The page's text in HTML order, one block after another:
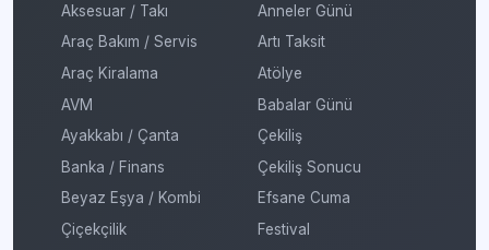
Aksesuar / Takı
Araç Bakım / Servis
Araç Kiralama
AVM
Ayakkabı / Çanta
Banka / Finans
Beyaz Eşya / Kombi
Çiçekçilik
Anneler Günü
Artı Taksit
Atölye
Babalar Günü
Çekiliş
Çekiliş Sonucu
Efsane Cuma
Festival